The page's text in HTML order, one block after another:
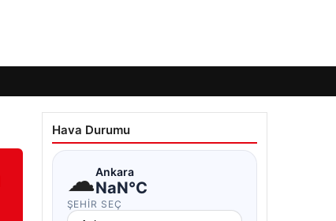
Hava Durumu
☁Ankara
NaN°C
ŞEHIR SEÇ